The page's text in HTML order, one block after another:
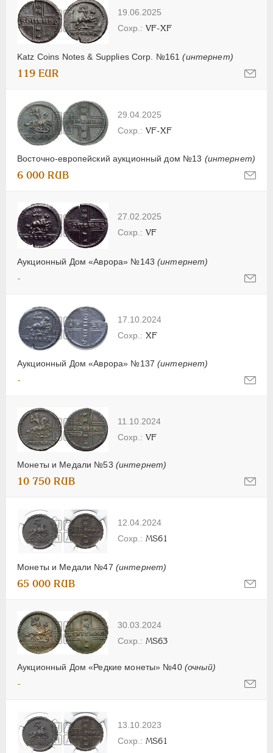
19.06.2025
Katz Coins Notes & Supplies Corp. №161(интернет)
VF-XF
119 EUR
29.04.2025
Восточно-европейский аукционный дом №13 (интернет)
VF-XF
6 000 RUB
27.02.2025
Аукционный Дом «Аврора» №143(интернет)
VF
-
17.10.2024
Аукционный Дом «Аврора» №137(интернет)
XF
-
11.10.2024
Монеты и Медали №53 (интернет)
VF
10 750 RUB
12.04.2024
Монеты и Медали №47 (интернет)
MS61
65 000 RUB
30.03.2024
Аукционный Дом «Редкие монеты» №40 (очный)
MS63
-
13.10.2023
MS61